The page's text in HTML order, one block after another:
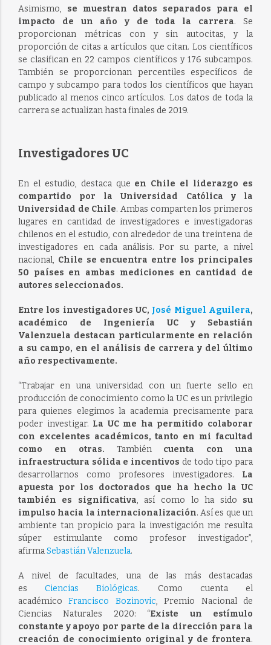
Asimismo, se muestran datos separados para el
impacto de un año y de toda la carrera. Se
proporcionan métricas con y sin autocitas, y la
proporción de citas a artículos que citan. Los científicos
se clasifican en 22 campos científicos y 176 subcampos.
También se proporcionan percentiles específicos de
campo y subcampo para todos los científicos que hayan
publicado al menos cinco artículos. Los datos de toda la
carrera se actualizan hasta finales de 2019.
Investigadores UC
En el estudio, destaca que en Chile el liderazgo es
compartido por la Universidad Católica y la
Universidad de Chile. Ambas comparten los primeros
lugares en cantidad de investigadores e investigadoras
chilenos en el estudio, con alrededor de una treintena de
investigadores en cada análisis. Por su parte, a nivel
nacional, Chile se encuentra entre los principales
50 países en ambas mediciones en cantidad de
autores seleccionados.
Entre los investigadores UC, José Miguel Aguilera,
académico de Ingeniería UC y Sebastián
Valenzuela destacan particularmente en relación
a su campo, en el análisis de carrera y del último
año respectivamente.
“Trabajar en una universidad con un fuerte sello en
producción de conocimiento como la UC es un privilegio
para quienes elegimos la academia precisamente para
poder investigar. La UC me ha permitido colaborar
con excelentes académicos, tanto en mi facultad
como en otras. Tambiéncuenta con una
infraestructura sólida e incentivos de todo tipo para
desarrollarnos como profesores investigadores. La
apuesta por los doctorados que ha hecho la UC
también es significativa, así como lo ha sido su
impulso hacia la internacionalización. Así es que un
ambiente tan propicio para la investigación me resulta
súper estimulante como profesor investigador”,
afirmaSebastián Valenzuela.
A nivel de facultades, una de las más destacadas
esCiencias Biológicas. Como cuenta el
académicoFrancisco Bozinovic, Premio Nacional de
Ciencias Naturales 2020: “Existe un estímulo
constante y apoyo por parte de la dirección para la
creación de conocimiento original y de frontera.